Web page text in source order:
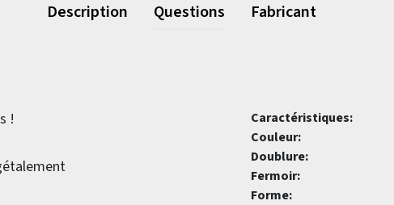
Description Questions Fabricant
! Caractéristiques:
Couleur:
Doublure:
Fermoir:
Forme: